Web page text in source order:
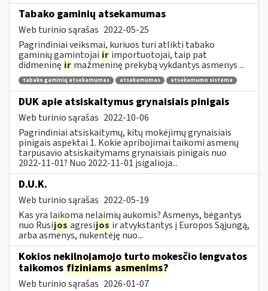
Tabako gaminių atsekamumas
Web turinio sąrašas 2022-05-25
Pagrindiniai veiksmai, kuriuos turi atlikti tabako
gaminių gamintojai ir importuotojai, taip pat
didmeninę ir mažmeninę prekybą vykdantys asmenys ...
tabako gaminių atsekamumas atsekamumas atsekamumo sistema
DUK apie atsiskaitymus grynaisiais pinigais
Web turinio sąrašas 2022-10-06
Pagrindiniai atsiskaitymų, kitų mokėjimų grynaisiais
pinigais aspektai 1. Kokie apribojimai taikomi asmenų
tarpusavio atsiskaitymams grynaisiais pinigais nuo
2022-11-01? Nuo 2022-11-01 įsigalioja...
D.U.K.
Web turinio sąrašas 2022-05-19
Kas yra laikoma nelaimių aukomis? Asmenys, bėgantys
nuo Rusijos agresijos ir atvykstantys į Europos Sąjungą,
arba asmenys, nukentėję nuo...
Kokios nekilnojamojo turto mokesčio lengvatos
taikomos fiziniams asmenims?
Web turinio sąrašas 2026-01-07